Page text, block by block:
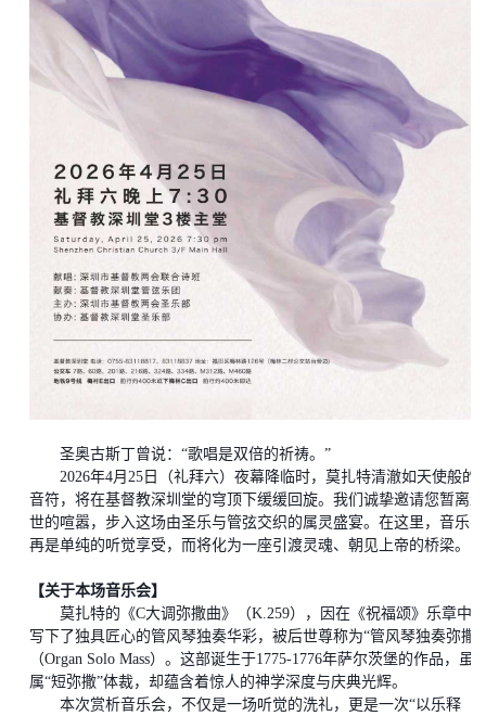
圣奥古斯丁曾说： “歌唱是双倍的祈祷。”
2026年4月25日（礼拜六）夜幕降临时，莫扎特清澈如天使般的
音符，将在基督教深圳堂的穹顶下缓缓回旋。我们诚挚邀请您暂离尘
世的喧嚣，步入这场由圣乐与管弦交织的属灵盛宴。在这里，音乐不
再是单纯的听觉享受，而将化为一座引渡灵魂、朝见上帝的桥梁。
【关于本场音乐会】
莫扎特的《C大调弥撒曲》（K.259），因在《祝福颂》乐章中
写下了独具匠心的管风琴独奏华彩，被后世尊称为“管风琴独奏弥撒”
（Organ Solo Mass）。这部诞生于1775-1776年萨尔茨堡的作品，虽
属“短弥撒”体裁，却蕴含着惊人的神学深度与庆典光辉。
本次赏析音乐会，不仅是一场听觉的洗礼，更是一次“以乐释